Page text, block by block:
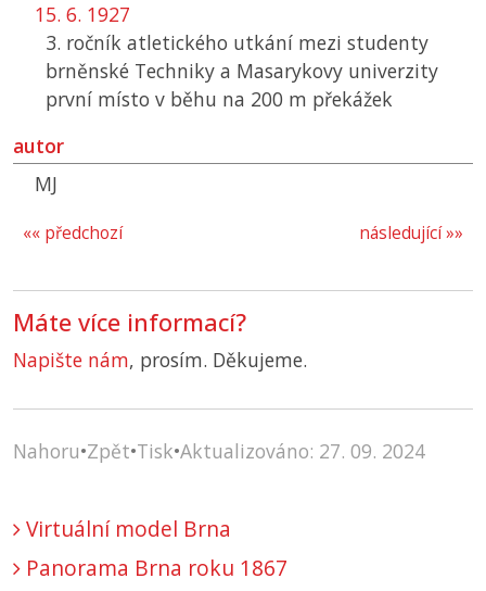
15. 6. 1927
3. ročník atletického utkání mezi studenty
brněnské Techniky a Masarykovy univerzity
první místo v běhu na 200 m překážek
autor
MJ
následující »»
«« předchozí
Máte více informací?
Napište nám, prosím. Děkujeme.
Nahoru•Zpět•Tisk•Aktualizováno: 27. 09. 2024
Virtuální model Brna
Panorama Brna roku 1867